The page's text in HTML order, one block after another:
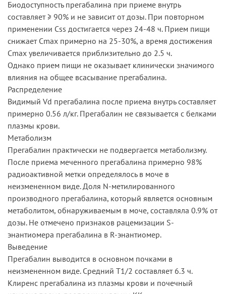
Биодоступность прегабалина при приеме внутрь
составляет ≥ 90% и не зависит от дозы. При повторном
применении Css достигается через 24-48 ч. Прием пищи
снижает Cmax примерно на 25-30%, а время достижения
Cmax увеличивается приблизительно до 2.5 ч.
Однако прием пищи не оказывает клинически значимого
влияния на общее всасывание прегабалина.
Распределение
Видимый Vd прегабалина после приема внутрь составляет
примерно 0.56 л/кг. Прегабалин не связывается с белками
плазмы крови.
Метаболизм
Прегабалин практически не подвергается метаболизму.
После приема меченного прегабалина примерно 98%
радиоактивной метки определялось в моче в
неизмененном виде. Доля N-метилированного
производного прегабалина, который является основным
метаболитом, обнаруживаемым в моче, составляла 0.9% от
дозы. Не отмечено признаков рацемизации S-
энантиомера прегабалина в R-энантиомер.
Выведение
Прегабалин выводится в основном почками в
неизмененном виде. Средний T1/2 составляет 6.3 ч.
Клиренс прегабалина из плазмы крови и почечный